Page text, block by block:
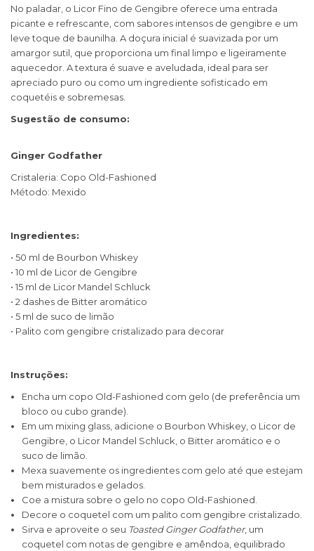
No paladar, o Licor Fino de Gengibre oferece uma entrada
picante e refrescante, com sabores intensos de gengibre e um
leve toque de baunilha. A doçura inicial é suavizada por um
amargor sutil, que proporciona um final limpo e ligeiramente
aquecedor. A textura é suave e aveludada, ideal para ser
apreciado puro ou como um ingrediente sofisticado em
coquetéis e sobremesas.
Sugestão de consumo:
Ginger Godfather
Cristaleria: Copo Old-Fashioned
Método: Mexido
Ingredientes:
• 50 ml de Bourbon Whiskey
• 10 ml de Licor de Gengibre
• 15 ml de Licor Mandel Schluck
• 2 dashes de Bitter aromático
• 5 ml de suco de limão
• Palito com gengibre cristalizado para decorar
Instruções:
Encha um copo Old-Fashioned com gelo (de preferência um
bloco ou cubo grande).
Em um mixing glass, adicione o Bourbon Whiskey, o Licor de
Gengibre, o Licor Mandel Schluck, o Bitter aromático e o
suco de limão.
Mexa suavemente os ingredientes com gelo até que estejam
bem misturados e gelados.
Coe a mistura sobre o gelo no copo Old-Fashioned.
Decore o coquetel com um palito com gengibre cristalizado.
Sirva e aproveite o seu Toasted Ginger Godfather, um
coquetel com notas de gengibre e amêndoa, equilibrado